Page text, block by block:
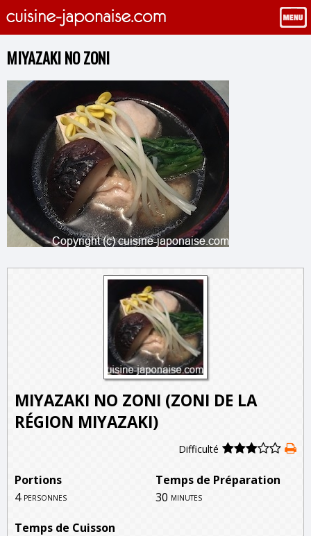
MIYAZAKI NO ZONI
MIYAZAKI NO ZONI (ZONI DE LA
RÉGION MIYAZAKI)
Difficulté
Portions
Temps de Préparation
4 personnes 30 minutes
Temps de Cuisson